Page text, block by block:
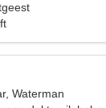
Waterman